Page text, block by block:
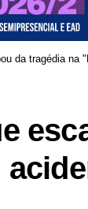
da tragédia na